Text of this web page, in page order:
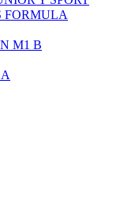
FORMULA
M1 B